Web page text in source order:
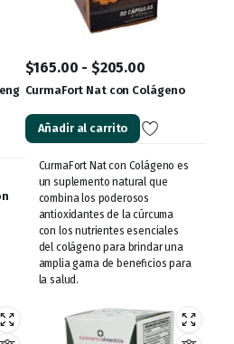
$165.00 - $205.00
CurmaFort Nat con Colágeno
Añadir al carrito
CurmaFort Nat con Colágeno es
un suplemento natural que
combina los poderosos
antioxidantes de la cúrcuma
con los nutrientes esenciales
del colágeno para brindar una
amplia gama de beneficios para
la salud.